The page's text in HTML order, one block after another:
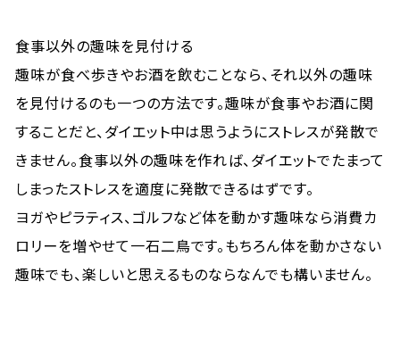
食事以外の趣味を見付ける
趣味が食べ歩きやお酒を飲むことなら、それ以外の趣味
を見付けるのも一つの方法です。趣味が食事やお酒に関
することだと、ダイエット中は思うようにストレスが発散で
きません。食事以外の趣味を作れば、ダイエットでたまって
しまったストレスを適度に発散できるはずです。
ヨガやピラティス、ゴルフなど体を動かす趣味なら消費カ
ロリーを増やせて一石二鳥です。もちろん体を動かさない
趣味でも、楽しいと思えるものならなんでも構いません。